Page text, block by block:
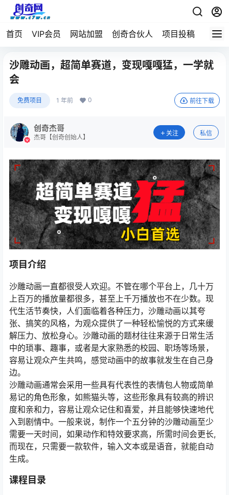
首页 VIP会员 网站加盟 创奇合伙人 项目投稿
沙雕动画，超简单赛道，变现嘎嘎猛，一学就
会
免费项目 1 年前 0 前往下载
创奇杰哥
杰哥【创奇创始人】
关注 私信
项目介绍
沙雕动画一直都很受人欢迎。不管在哪个平台上，几十万
上百万的播放量都很多，甚至上千万播放也不在少数。现
代生活节奏快，人们面临着各种压力，沙雕动画以其夸
张、搞笑的风格，为观众提供了一种轻松愉悦的方式来缓
解压力、放松身心。沙雕动画的题材往往来源于日常生活
中的琐事、趣事，或者是大家熟悉的校园、职场等场景，
容易让观众产生共鸣，感觉动画中的故事就发生在自己身
边。
沙雕动画通常会采用一些具有代表性的表情包人物或简单
易记的角色形象，如熊猫头等，这些形象具有较高的辨识
度和亲和力，容易让观众记住和喜爱，并且能够快速地代
入到剧情中。一般来说，制作一个五分钟的沙雕动画至少
需要一天时间，如果动作和特效要求高，所需时间会更长,
而现在，只需要一款软件，输入文本或是语音，就能自动
生成。
课程目录